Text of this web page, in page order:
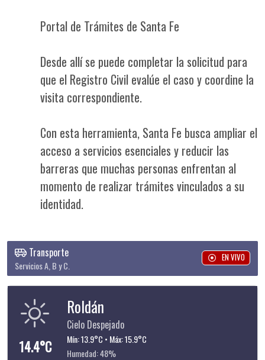
Portal de Trámites de Santa Fe
Desde allí se puede completar la solicitud para
que el Registro Civil evalúe el caso y coordine la
visita correspondiente.
Con esta herramienta, Santa Fe busca ampliar el
acceso a servicios esenciales y reducir las
barreras que muchas personas enfrentan al
momento de realizar trámites vinculados a su
identidad.
Transporte
Servicios A, B y C.
EN VIVO
14.4°C
Roldán
Cielo Despejado
Mín: 13.9°C • Máx: 15.9°C
Humedad: 48%